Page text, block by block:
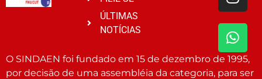
ÚLTIMAS
NOTÍCIAS
O SINDAEN foi fundado em 15 de dezembro de 1995,
por decisão de uma assembléia da categoria, para ser